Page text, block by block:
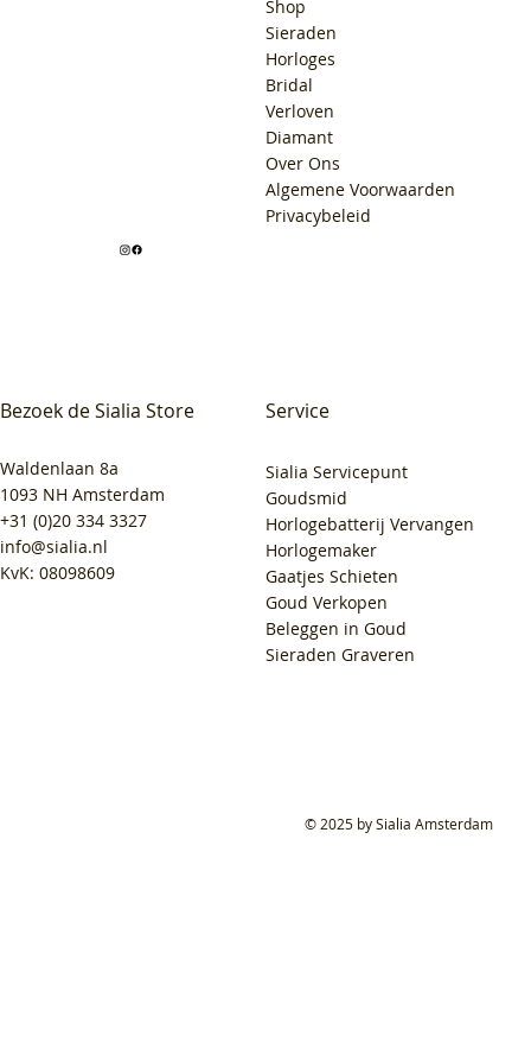
Bezoek de Sialia Store
Waldenlaan 8a
1093 NH Amsterdam
+31 (0)20 334 3327
info@sialia.nl
KvK: 08098609
Shop
Sieraden
Horloges
Bridal
Verloven
Diamant
Over Ons
Algemene Voorwaarden
Privacybeleid
Service
Sialia Servicepunt
Goudsmid
Horlogebatterij Vervangen
Horlogemaker
Gaatjes Schieten
Goud Verkopen
Beleggen in Goud
Sieraden Graveren
© 2025 by Sialia Amsterdam